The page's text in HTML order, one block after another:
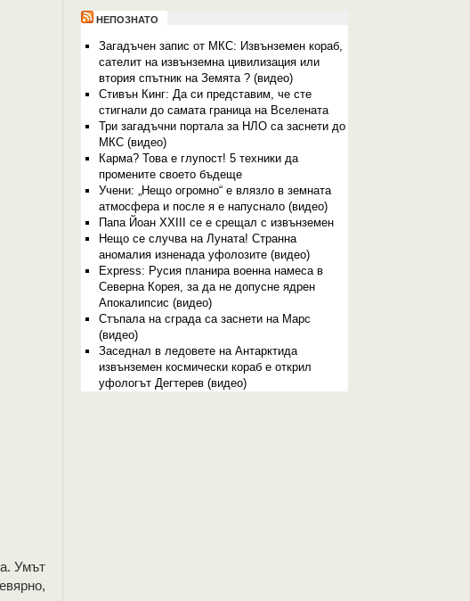
Умът
НЕПОЗНАТО
Загадъчен запис от МКС: Извънземен кораб,
сателит на извънземна цивилизация или
втория спътник на Земята ? (видео)
Стивън Кинг: Да си представим, че сте
стигнали до самата граница на Вселената
Три загадъчни портала за НЛО са заснети до
МКС (видео)
Карма? Това е глупост! 5 техники да
промените своето бъдеще
Учени: „Нещо огромно“ е влязло в земната
атмосфера и после я е напуснало (видео)
Папа Йоан XXIII се е срещал с извънземен
Нещо се случва на Луната! Странна
аномалия изненада уфолозите (видео)
Express: Русия планира военна намеса в
Северна Корея, за да не допусне ядрен
Апокалипсис (видео)
Стъпала на сграда са заснети на Марс
(видео)
Заседнал в ледовете на Антарктида
извънземен космически кораб е открил
уфологът Дегтерев (видео)